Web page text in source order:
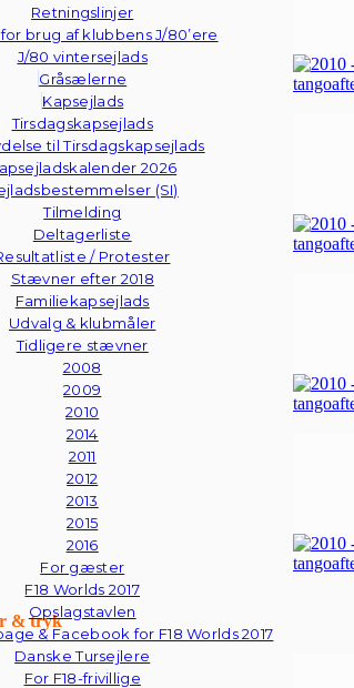
Retningslinjer
brug af klubbens J/80’ere
J/80 vintersejlads
Gråsælerne
Kapsejlads
Tirsdagskapsejlads
til Tirsdagskapsejlads
2026
(SI)
Tilmelding
Deltagerliste
/ Protester
Stævner efter 2018
Familiekapsejlads
Udvalg & klubmåler
Tidligere stævner
2008
2009
2010
2014
2011
2012
2013
2015
2016
For gæster
F18 Worlds 2017
Opslagstavlen
& Facebook for F18 Worlds 2017
Danske Tursejlere
For F18-frivillige
& tryk